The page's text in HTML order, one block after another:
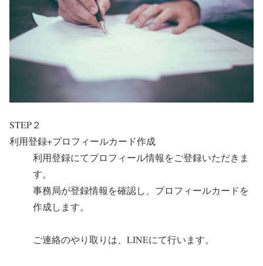
STEP２
利用登録+プロフィールカード作成
利用登録にてプロフィール情報をご登録いただきま
す。
事務局が登録情報を確認し、プロフィールカードを
作成します。
ご連絡のやり取りは、LINEにて行います。